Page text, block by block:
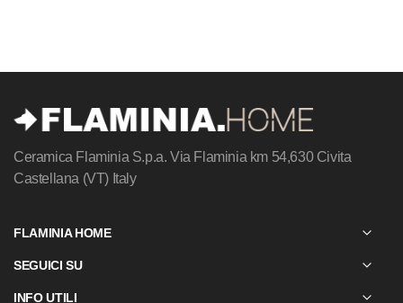
Ceramica Flaminia S.p.a. Via Flaminia km 54,630Civita
Castellana (VT) Italy
FLAMINIA HOME
SEGUICI SU
INFO UTILI